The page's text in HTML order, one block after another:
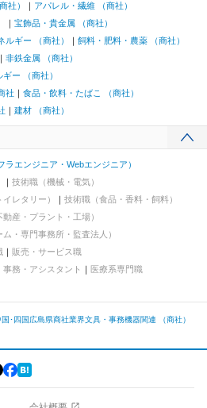
社）
アパレル・繊維 （商社）
宝飾品・貴金属 （商社）
ルギー （商社）
飼料・肥料・農薬 （商社）
非鉄金属 （商社）
ー （商社）
社
食品・飲料・たばこ （商社）
建材 （商社）
ラエンジニア・Webエンジニア）
技術職（機械・電気）
レタリー）
技術職（食品・香料・飼料）
産・プラント・工場）
・専門事務所・監査法人）
販売・サービス職
事務・アシスタント
医療系専門職
国･四国 広島県商社業界文具・事務機器関連 （商社）